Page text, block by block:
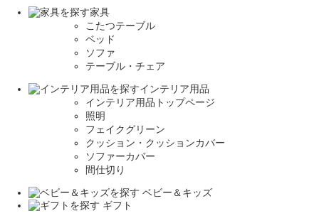
家具
こたつテーブル
ベッド
ソファ
テーブル・チェア
インテリア用品
インテリア用品トップページ
照明
フェイクグリーン
クッション・クッションカバー
ソファーカバー
間仕切り
ベビー＆キッズ
ギフト